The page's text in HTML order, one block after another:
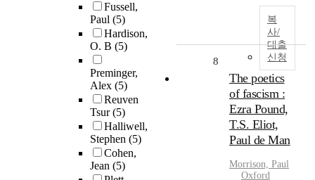
Fussell,
Paul (5)
Hardison,
O. B (5)
Preminger,
Alex (5)
Reuven
Tsur(5)
Halliwell,
Stephen (5)
Cohen,
Jean (5)
복
사/
대출
신청
8
The poetics
of fascism :
Ezra Pound,
T.S. Eliot,
Paul de Man
Morrison, Paul
Oxford